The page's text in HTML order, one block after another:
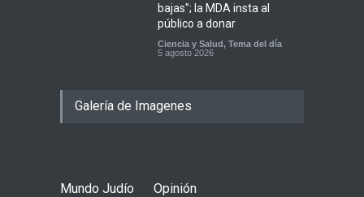
bajas"; la MDA insta al
público a donar
Ciencia y Salud, Tema del día
5 agosto 2026
Galería de Imagenes
Mundo Judío
Opinión